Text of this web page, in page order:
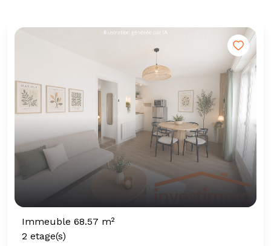
Immeuble 68.57 m²
2 etage(s)